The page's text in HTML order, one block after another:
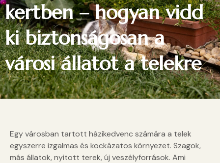
kertben – hogyan vidd
ki biztonságosan a
városi állatot a telekre
Egy városban tartott házikedvenc számára a telek
egyszerre izgalmas és kockázatos környezet. Szagok,
más állatok, nyitott terek, új veszélyforrások. Ami